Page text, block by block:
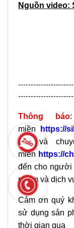
Nguồn video:
Thông báo
miền
https://
cấpvà
miền https://
đến cho người
phẩm và dịch
Cảm ơn quý
sử dụng sản
thời gian qua